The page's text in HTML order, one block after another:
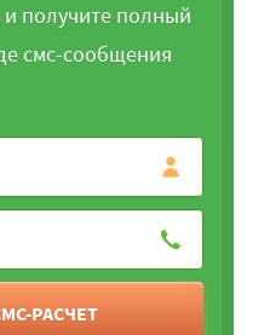
получите полный
смс-сообщения
РАСЧЕТ